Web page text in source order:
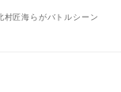
匠海らがバトルシーン